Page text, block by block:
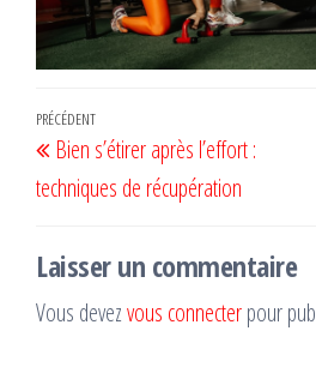
Navigation
de
l’article
Article
précédent
PRÉCÉDENT
Bien s’étirer après l’effort :
techniques de récupération
Laisser un commentaire
Vous devezvous connecterpour